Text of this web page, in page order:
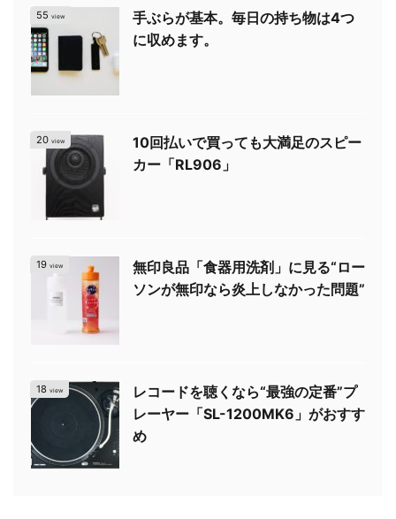
55 view
手ぶらが基本。毎日の持ち物は4つ
に収めます。
20 view
10回払いで買っても大満足のスピー
カー「RL906」
19 view
無印良品「食器用洗剤」に見る“ロー
ソンが無印なら炎上しなかった問題”
18 view
レコードを聴くなら“最強の定番”プ
レーヤー「SL-1200MK6」がおすす
め